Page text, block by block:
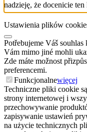
nadzieję, że docenicie
Ustawienia plików
Potřebujeme Váš
Vám mimo jiné mohli
Zde máte možnost
preferencemi.
Funkcjonalnewięcej
Techniczne pliki cookie
strony internetowej i
przechowywanie
zapisywanie ustawień
na użycie technicznych